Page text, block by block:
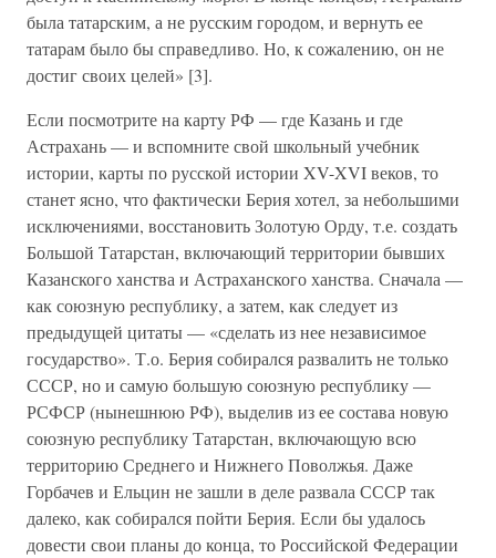
была татарским, а не русским городом, и вернуть ее
татарам было бы справедливо. Но, к сожалению, он не
достиг своих целей» [3].
Если посмотрите на карту РФ — где Казань и где
Астрахань — и вспомните свой школьный учебник
истории, карты по русской истории XV-XVI веков, то
станет ясно, что фактически Берия хотел, за небольшими
исключениями, восстановить Золотую Орду, т.е. создать
Большой Татарстан, включающий территории бывших
Казанского ханства и Астраханского ханства. Сначала —
как союзную республику, а затем, как следует из
предыдущей цитаты — «сделать из нее независимое
государство». Т.о. Берия собирался развалить не только
СССР, но и самую большую союзную республику —
РСФСР (нынешнюю РФ), выделив из ее состава новую
союзную республику Татарстан, включающую всю
территорию Среднего и Нижнего Поволжья. Даже
Горбачев и Ельцин не зашли в деле развала СССР так
далеко, как собирался пойти Берия. Если бы удалось
довести свои планы до конца, то Российской Федерации